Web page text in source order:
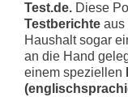
Test.de. Diese
Testberichte aus
Haushalt sogar
an die Hand
einem speziellen